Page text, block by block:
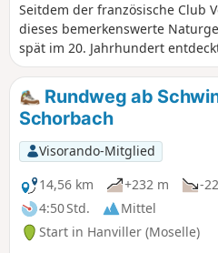
Seitdem der französische Club
dieses bemerkenswerte
spät im 20. Jahrhundert
unter dem Namen Colorado
auch Colorado Alsacien
bei schönem Wetter von
Frankreich stark frequentiert.
von diesem Ort selbst sind die
Wälder im Herbst
frequentiert.Erwarten Sie nicht,
Ruinen einer alten Burg zu
ist nichts mehr übrig, aber die
Schönheit des Ortes liegt in den
Rundweg ab
Schorbach
Visorando-Mitglied
14,56 km
+232 m
-
4:50 Std.
Mittel
Start in Hanviller (Moselle)